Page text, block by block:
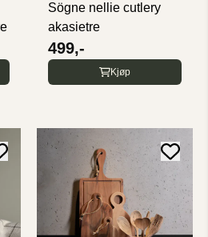
Sögne nellie cutlery
akasietre
499,-
Kjøp